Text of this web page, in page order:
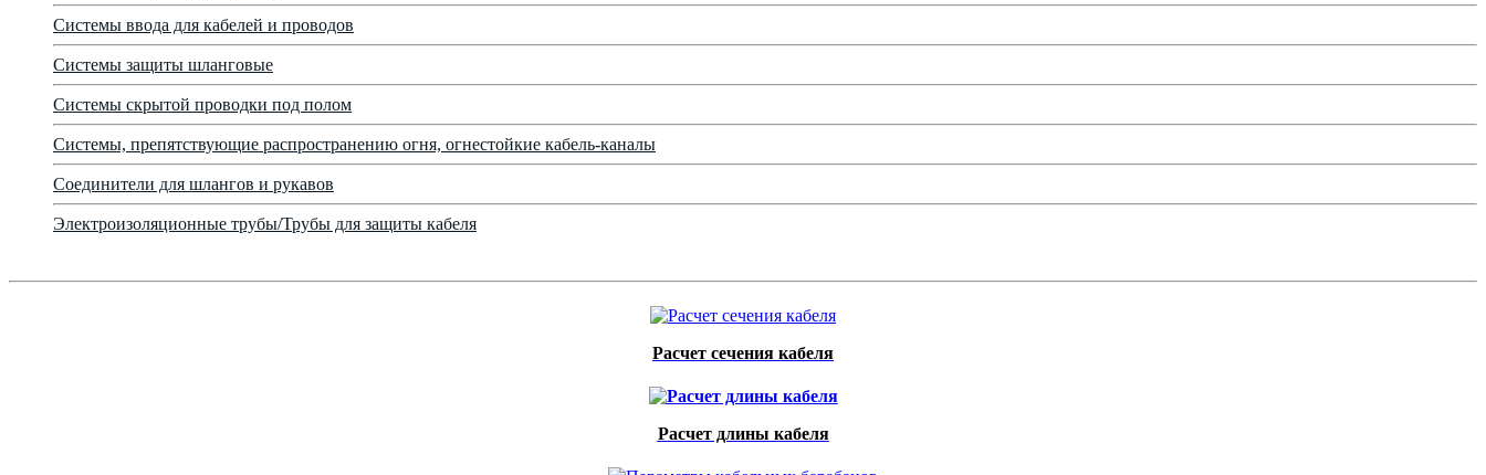
Системы ввода для кабелей и проводов
Системы защиты шланговые
Системы скрытой проводки под полом
Системы, препятствующие распространению огня, огнестойкие кабель-каналы
Соединители для шлангов и рукавов
Электроизоляционные трубы/Трубы для защиты кабеля
Расчет сечения кабеля
Расчет длины кабеля